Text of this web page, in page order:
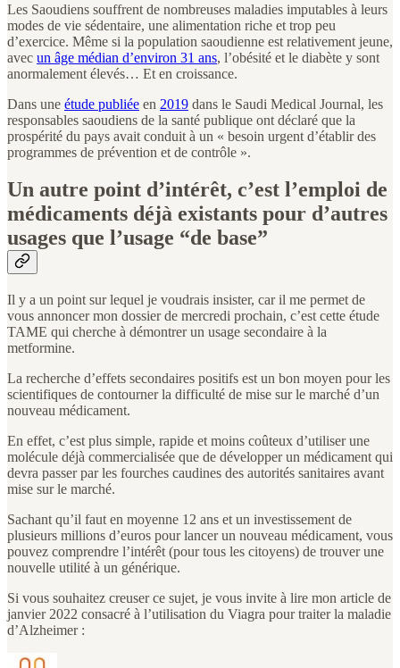
Les Saoudiens souffrent de nombreuses maladies imputables à leurs
modes de vie sédentaire, une alimentation riche et trop peu
d’exercice. Même si la population saoudienne est relativement jeune,
avec un âge médian d’environ 31 ans, l’obésité et le diabète y sont
anormalement élevés… Et en croissance.
Dans une étude publiée en 2019 dans le Saudi Medical Journal, les
responsables saoudiens de la santé publique ont déclaré que la
prospérité du pays avait conduit à un « besoin urgent d’établir des
programmes de prévention et de contrôle ».
Un autre point d’intérêt, c’est l’emploi de
médicaments déjà existants pour d’autres
usages que l’usage “de base”
Il y a un point sur lequel je voudrais insister, car il me permet de
vous annoncer mon dossier de mercredi prochain, c’est cette étude
TAME qui cherche à démontrer un usage secondaire à la
metformine.
La recherche d’effets secondaires positifs est un bon moyen pour les
scientifiques de contourner la difficulté de mise sur le marché d’un
nouveau médicament.
En effet, c’est plus simple, rapide et moins coûteux d’utiliser une
molécule déjà commercialisée que de développer un médicament qui
devra passer par les fourches caudines des autorités sanitaires avant
mise sur le marché.
Sachant qu’il faut en moyenne 12 ans et un investissement de
plusieurs millions d’euros pour lancer un nouveau médicament, vous
pouvez comprendre l’intérêt (pour tous les citoyens) de trouver une
nouvelle utilité à un générique.
Si vous souhaitez creuser ce sujet, je vous invite à lire mon article de
janvier 2022 consacré à l’utilisation du Viagra pour traiter la maladie
d’Alzheimer :